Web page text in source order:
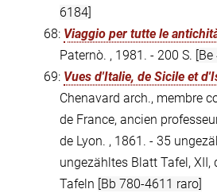
6184]
68: Viaggio per tutte le
Paternò. , 1981. - 200 S.
69: Vues d'Italie, de Sicile et
Chenavard arch., membre
de France, ancien
de Lyon. , 1861. - 35
ungezähltes Blatt Tafel,
Tafeln [Bb 780-4611 raro]